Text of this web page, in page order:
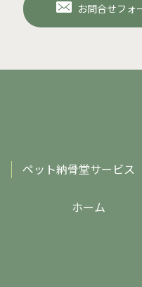
お問合せフォ
ペット納骨堂サービス
ホーム